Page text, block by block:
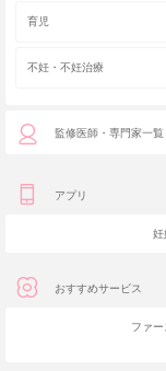
育児
不妊・不妊治療
監修医師・専門家一覧
アプリ
妊
おすすめサービス
ファ